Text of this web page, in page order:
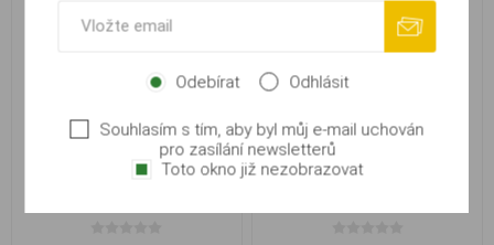
Boilies Boss2 20mm 2.5kg
Boilies Boss2 20mm 200g
Odebírat Odhlásit
Souhlasím s tím, aby byl můj e-mail uchován
pro zasílání newsletterů
Toto okno již nezobrazovat